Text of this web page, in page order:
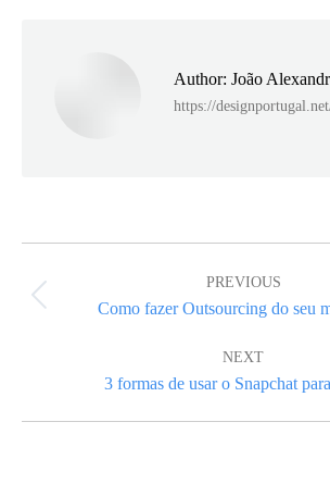
Author: João
https://
navigation
PREVIOUS
Previous
post:
Como fazer Outsourcing do seu
NEXT
Next
post:
3 formas de usar o Snapchat